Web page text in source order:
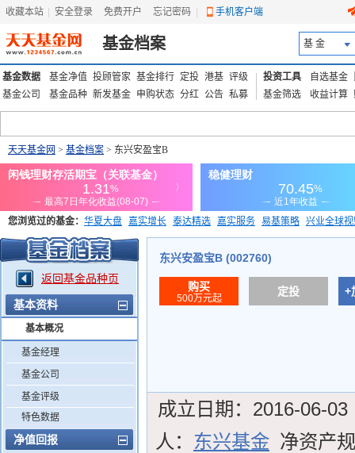
收藏本站 安全登录 免费开户 忘记密码 手机客户端
基金档案 基 金
基金数据 基金净值 投顾管家 基金排行 定投 港基 评级
基金公司
基金品种 新发基金 申购状态 分红 公告 私募
投资工具 自选基金
基金筛选
收益计算
天天基金网 > 基金档案 > 东兴安盈宝B
您浏览过的基金： 华夏大盘 嘉实增长 泰达精选 嘉实服务 易基策略 兴业全球
添富优势 华安宏利 上证180价值ETF
返回基金品种页
基本资料
基本概况
基金经理
基金公司
基金评级
特色数据
净值回报
东兴安盈宝B (002760)
购买
500万元起
定投 +
成立日期： 2016-06-03
人： 东兴基金 净资产